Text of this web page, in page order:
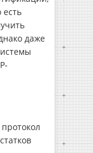
есть
даже